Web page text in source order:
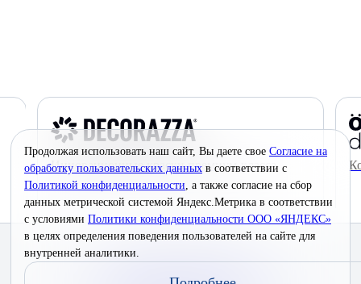
Инновационные краски премиум-класса
© 2026 Interra Deco Group
Продолжая использовать наш сайт, Вы даете свое Согласие на
обработку пользовательских данных в соответствии с
Политикой конфиденциальности, а также согласие на сбор
данных метрической системой Яндекс.Метрика в соответствии
с условиями Политики конфиденциальности ООО «ЯНДЕКС»
в целях определения поведения пользователей на сайте для
внутренней аналитики.